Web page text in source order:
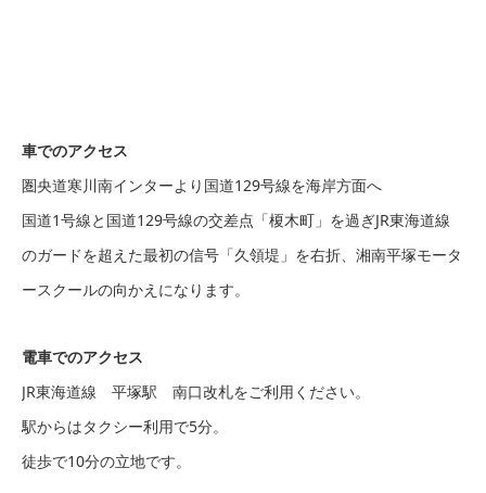
車でのアクセス
圏央道寒川南インターより国道129号線を海岸方面へ
国道1号線と国道129号線の交差点「榎木町」を過ぎJR東海道線
のガードを超えた最初の信号「久領堤」を右折、湘南平塚モータ
ースクールの向かえになります。
電車でのアクセス
JR東海道線 平塚駅 南口改札をご利用ください。
駅からはタクシー利用で5分。
徒歩で10分の立地です。